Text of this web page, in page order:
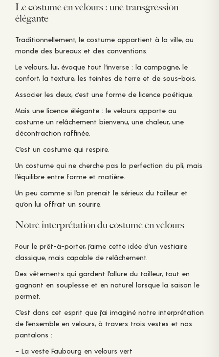
Le costume en velours : une transgression
élégante
Traditionnellement, le costume appartient à la ville, au
monde des bureaux et des conventions.
Le velours, lui, évoque tout l’inverse : la campagne, le
confort, la texture, les teintes de terre et de sous-bois.
Associer les deux, c’est une forme de licence poétique.
Mais une licence élégante : le velours apporte au
costume un relâchement bienvenu, une chaleur, une
décontraction raffinée.
C’est un costume qui respire.
Un costume qui ne cherche pas la perfection du pli, mais
l’équilibre entre forme et matière.
Un peu comme si l’on prenait le sérieux du tailleur et
qu’on lui offrait un sourire.
Notre interprétation du costume en velours
Pour le prêt-à-porter, j’aime cette idée d’un vestiaire
classique, mais capable de relâchement.
Des vêtements qui gardent l’allure du tailleur, tout en
gagnant en souplesse et en naturel lorsque la saison le
permet.
C’est dans cet esprit que j’ai imaginé notre interprétation
de l’ensemble en velours, à travers trois vestes et nos
pantalons :
– La veste Faubourg en velours vert